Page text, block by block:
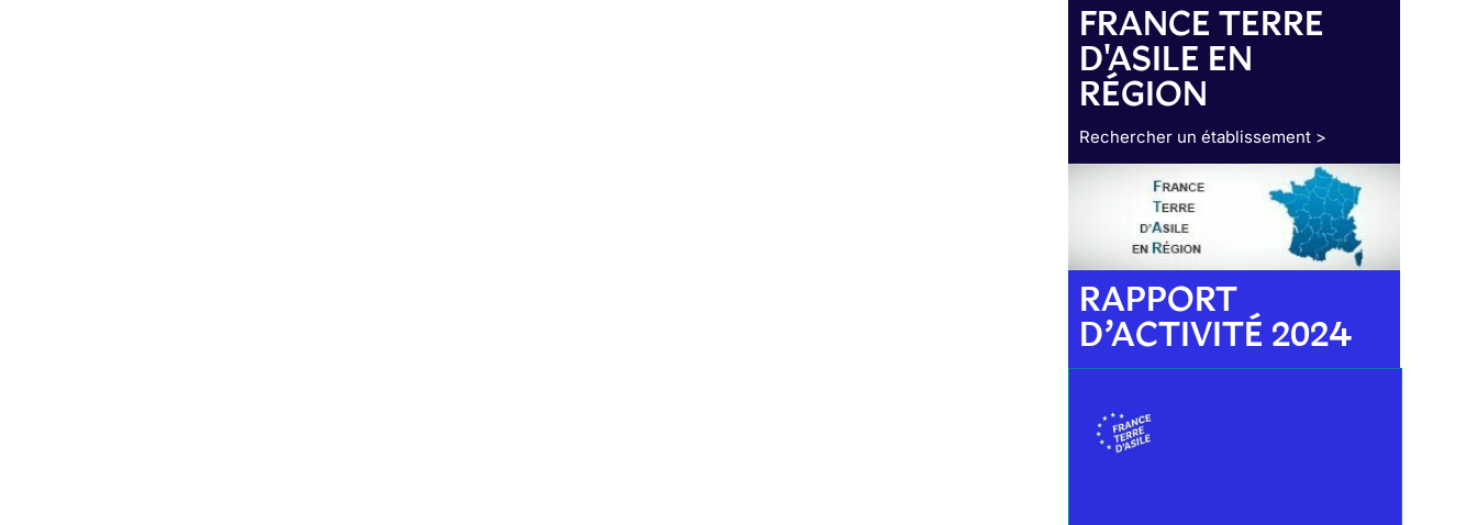
FRANCE TERRE
D'ASILE EN
RÉGION
Rechercher un établissement >
RAPPORT
D’ACTIVITÉ 2024